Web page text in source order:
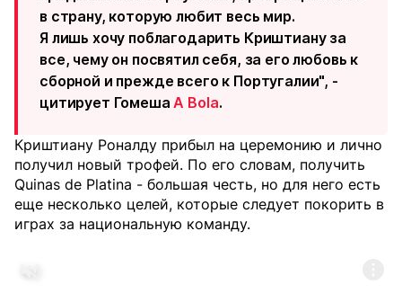
в страну, которую любит весь мир.
Я лишь хочу поблагодарить Криштиану за
все, чему он посвятил себя, за его любовь к
сборной и прежде всего к Португалии", -
цитирует ГомешаA Bola.
Криштиану Роналду прибыл на церемонию и лично
получил новый трофей. По его словам, получить
Quinas de Platina - большая честь, но для него есть
еще несколько целей, которые следует покорить в
играх за национальную команду.